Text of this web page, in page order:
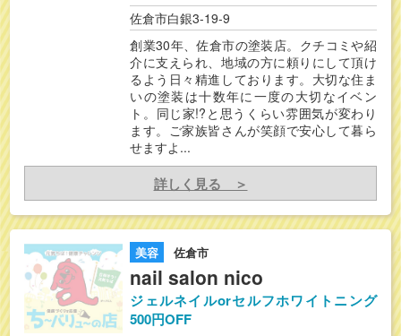
佐倉市白銀3-19-9
創業30年、佐倉市の塗装店。クチコミや紹
介に支えられ、地域の方に頼りにして頂け
るよう日々精進しております。大切な住ま
いの塗装は十数年に一度の大切なイベン
ト。同じ家!?と思うくらい雰囲気が変わり
ます。ご家族皆さんが笑顔で安心して暮ら
せますよ...
詳しく見る ＞
美容 佐倉市
nail salon nico
ジェルネイルorセルフホワイトニング
500円OFF